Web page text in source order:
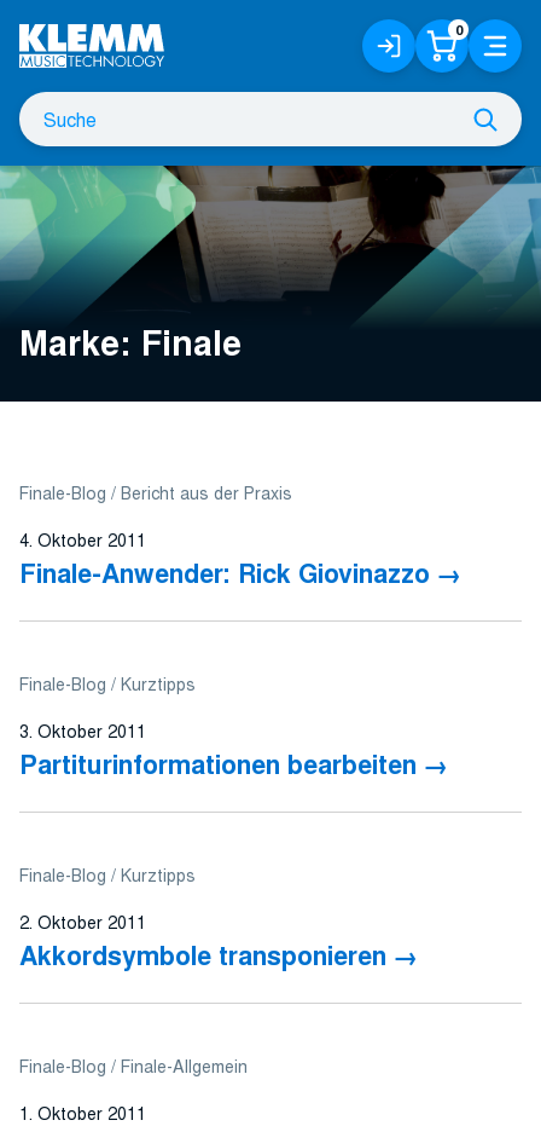
Hauptinhalt
Suche
nach
Anmelden
/
Registrieren
0 Menü
Marke: Finale
Finale-Blog
Bericht aus der Praxis
4. Oktober 2011
Finale-Anwender: Rick Giovinazzo
Finale-Blog
Kurztipps
3. Oktober 2011
Partiturinformationen bearbeiten
Finale-Blog
Kurztipps
2. Oktober 2011
Akkordsymbole transponieren
Finale-Blog
Finale-Allgemein
1. Oktober 2011